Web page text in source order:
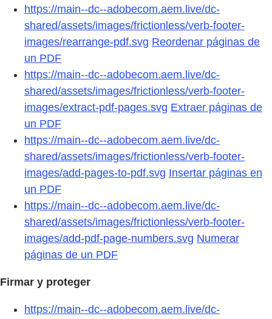
https://main--dc--adobecom.aem.live/dc-
shared/assets/images/frictionless/verb-footer-
images/rearrange-pdf.svg Reordenar páginas de
un PDF
https://main--dc--adobecom.aem.live/dc-
shared/assets/images/frictionless/verb-footer-
images/extract-pdf-pages.svg Extraer páginas de
un PDF
https://main--dc--adobecom.aem.live/dc-
shared/assets/images/frictionless/verb-footer-
images/add-pages-to-pdf.svg Insertar páginas en
un PDF
https://main--dc--adobecom.aem.live/dc-
shared/assets/images/frictionless/verb-footer-
images/add-pdf-page-numbers.svg Numerar
páginas de un PDF
Firmar y proteger
https://main--dc--adobecom.aem.live/dc-